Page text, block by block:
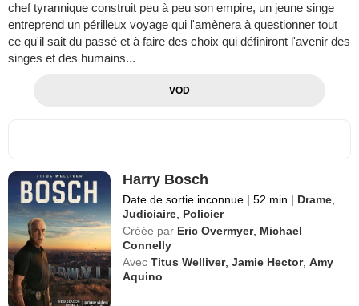
chef tyrannique construit peu à peu son empire, un jeune singe
entreprend un périlleux voyage qui l'amènera à questionner tout
ce qu'il sait du passé et à faire des choix qui définiront l'avenir des
singes et des humains...
VOD
Harry Bosch
Date de sortie inconnue | 52 min | Drame
Judiciaire Policier
Créée par Eric Overmyer, Michael
Connelly
Avec Titus Welliver,Jamie Hector,Amy
Aquino